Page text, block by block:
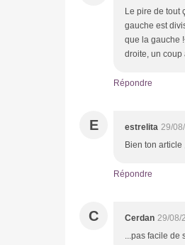
Le pire de tout
gauche est
que la gauche
droite, un coup
Répondre
E estrelita 29/
Bien ton
Répondre
C Cerdan 29/08/
...pas facile